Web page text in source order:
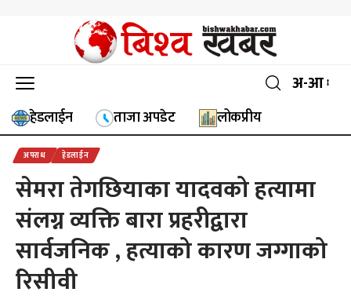
अ-आ
हेडलाईन ताजा अपडेट लोकप्रीय
अपराध हेडलाईन
सेमरा तेगछियाका यादवको हत्यामा
संलग्न व्यक्ति बारा प्रहरीद्वारा
सार्वजनिक , हत्याको कारण जग्गाको
रिसीवी